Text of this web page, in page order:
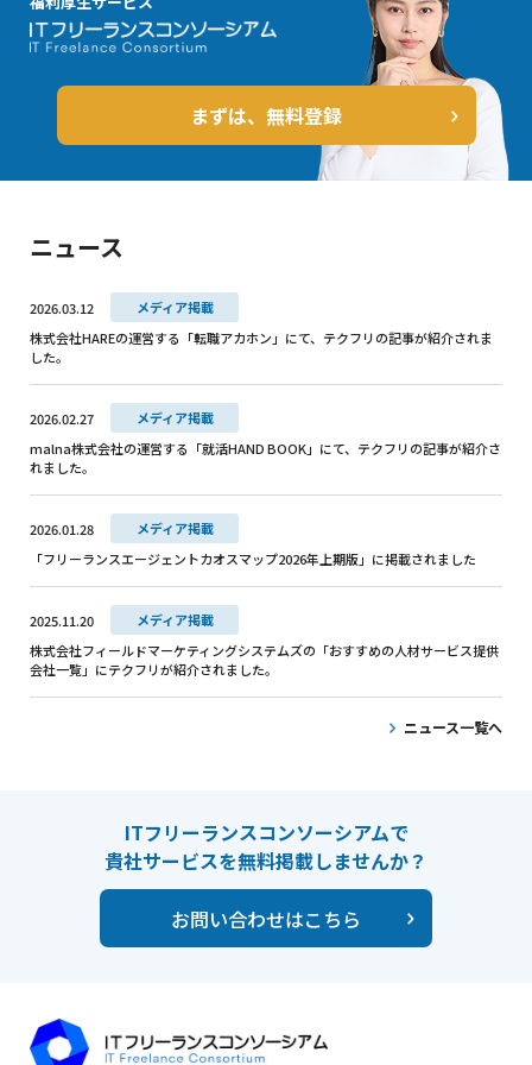
まずは、無料登録
ニュース
2026.03.12
メディア掲載
株式会社HAREの運営する「転職アカホン」にて、テクフリの記事が紹介されま
した。
2026.02.27
メディア掲載
malna株式会社の運営する「就活HAND BOOK」にて、テクフリの記事が紹介さ
れました。
2026.01.28
メディア掲載
「フリーランスエージェントカオスマップ2026年上期版」に掲載されました
2025.11.20
メディア掲載
株式会社フィールドマーケティングシステムズの「おすすめの人材サービス提供
会社一覧」にテクフリが紹介されました。
ニュース一覧へ
ITフリーランスコンソーシアムで
貴社サービスを無料掲載しませんか？
お問い合わせはこちら